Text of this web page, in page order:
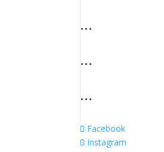
…
…
…
Facebook
Instagram